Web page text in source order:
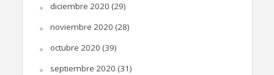
diciembre 2020 (29)
noviembre 2020 (28)
octubre 2020 (39)
septiembre 2020 (31)